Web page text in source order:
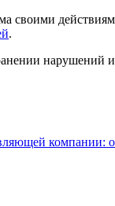
своими
.
нарушений
компании: